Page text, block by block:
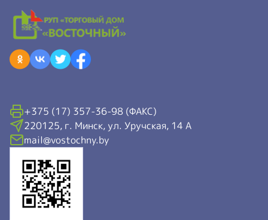
+375 (17) 357-36-98 (ФАКС)
220125, г. Минск, ул. Уручская, 14 А
mail@vostochny.by